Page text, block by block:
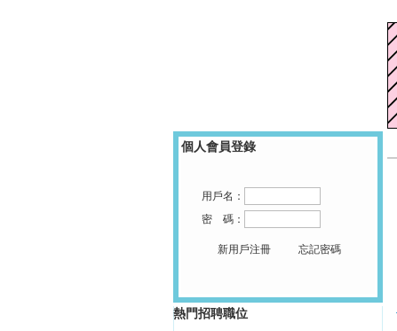
個人會員登錄
用戶名：
密 碼：
新用戶注冊 忘記密碼
熱門招聘職位